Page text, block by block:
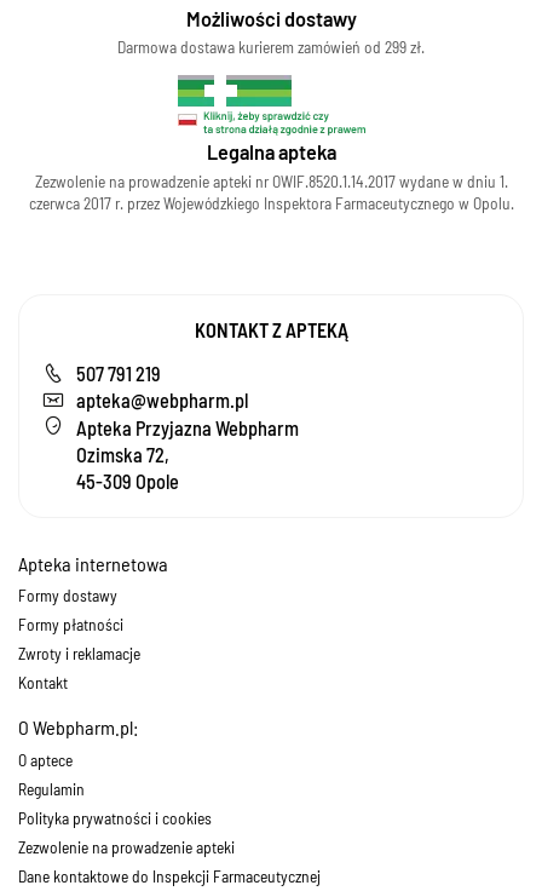
Możliwości dostawy
Darmowa dostawa kurierem zamówień od 299 zł.
Legalna apteka
Zezwolenie na prowadzenie apteki nr OWIF.8520.1.14.2017 wydane w dniu 1.
czerwca 2017 r. przez Wojewódzkiego Inspektora Farmaceutycznego w Opolu.
KONTAKT Z APTEKĄ
507 791 219
apteka@webpharm.pl
Apteka Przyjazna Webpharm
Ozimska 72,
45-309 Opole
Apteka internetowa
Formy dostawy
Formy płatności
Zwroty i reklamacje
Kontakt
O Webpharm.pl:
O aptece
Regulamin
Polityka prywatności i cookies
Zezwolenie na prowadzenie apteki
Dane kontaktowe do Inspekcji Farmaceutycznej